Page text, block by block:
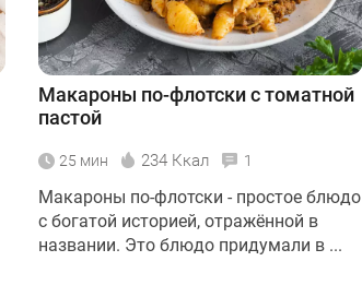
Макароны по-флотски с томатной
пастой
25 мин 234 Ккал 1
Макароны по-флотски - простое блюдо
с богатой историей, отражённой в
названии. Это блюдо придумали в ...